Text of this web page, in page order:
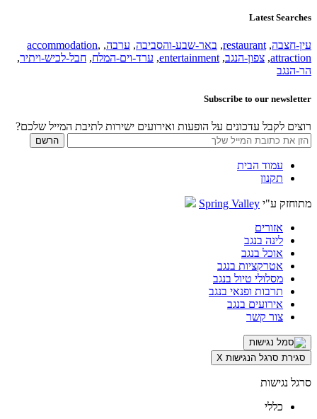
Latest Searches
עין-חצבה,
restaurant
, באר-שבע-והסביבה, ערבה,
accommodation,
attraction
, צפון-הנגב,
entertainment
, ערד-וים-המלח, חבל-לכיש-ויתיר,
הר-הנגב
Subscribe to our newsletter
רוצים לקבל עדכונים על הופעות ואירועים ישירות לתיבת המייל שלכם?
עמוד הבית
תקנון
מתוחזק ע"י Spring Valley
אזורים
לינה בנגב
אוכל בנגב
אטרקציות בנגב
מסלולי טיול בנגב
תרבות ופנאי בנגב
אירועים בנגב
צור קשר
סגירת סרגל הנגישות X
סרגל נגישות
כללי